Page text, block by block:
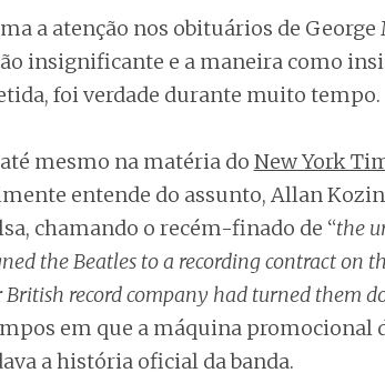
a atenção nos obituários de
insignificante e a maneira como
foi verdade durante muito tempo.
mesmo na matéria do New York
entende do assunto, Allan
chamando o recém-finado de “the
the Beatles to a recording contract on
record company had turned them
em que a máquina promocional
a história oficial da banda.